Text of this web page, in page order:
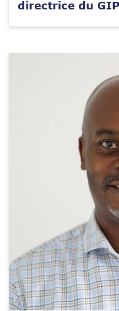
directrice du